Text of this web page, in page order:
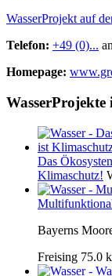
WasserProjekt auf
Telefon: +49 (0)...
Homepage:
WasserProjekte
Das
Klimaschutz!
Bayerns
Freising 75.0